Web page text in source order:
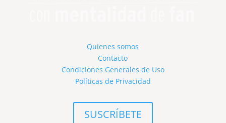
Quienes somos
Contacto
Condiciones Generales de Uso
Políticas de Privacidad
SUSCRÍBETE